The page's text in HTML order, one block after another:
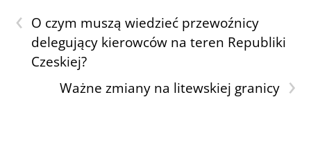
‹ O czym muszą wiedzieć przewoźnicy
delegujący kierowców na teren Republiki
Czeskiej?
›
Ważne zmiany na litewskiej granicy